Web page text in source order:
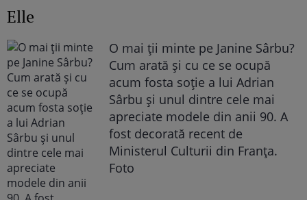
Elle
O mai ții minte pe Janine Sârbu?
Cum arată și cu ce se ocupă
acum fosta soție a lui Adrian
Sârbu și unul dintre cele mai
apreciate modele din anii 90. A
fost decorată recent de
Ministerul Culturii din Franța.
Foto